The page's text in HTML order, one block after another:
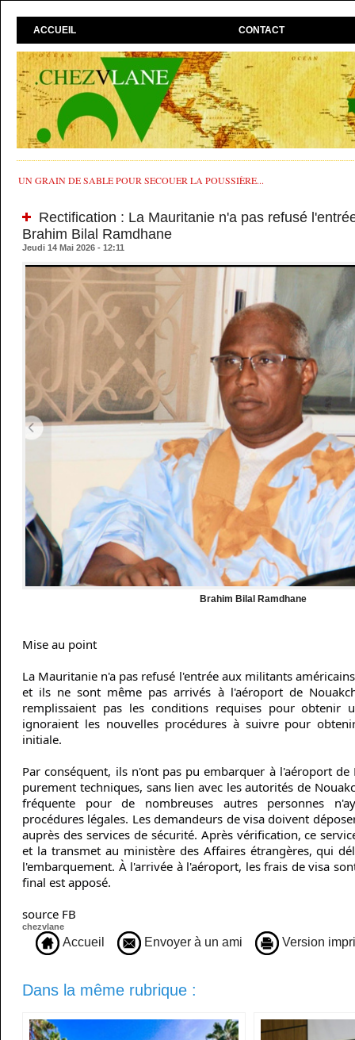
ACCUEIL CONTACT
UN GRAIN DE SABLE POUR SECOUER LA POUSSIÈRE...
Rectification : La Mauritanie n'a pas refusé
Brahim Bilal Ramdhane
Jeudi 14 Mai 2026 - 12:11
Brahim Bilal Ramdhane
Mise au point
La Mauritanie n'a pas refusé l'entrée aux militants
et ils ne sont même pas arrivés à l'aéroport de
remplissaient pas les conditions requises pour obtenir
ignoraient les nouvelles procédures à suivre pour
initiale.
Par conséquent, ils n'ont pas pu embarquer à l'aéroport
purement techniques, sans lien avec les autorités de
fréquente pour de nombreuses autres personnes
procédures légales. Les demandeurs de visa doivent
auprès des services de sécurité. Après vérification, ce
et la transmet au ministère des Affaires étrangères, qui
l'embarquement. À l'arrivée à l'aéroport, les frais de visa
final est apposé.
source FB
chezvlane
Accueil Envoyer à un ami Version
Dans la même rubrique :